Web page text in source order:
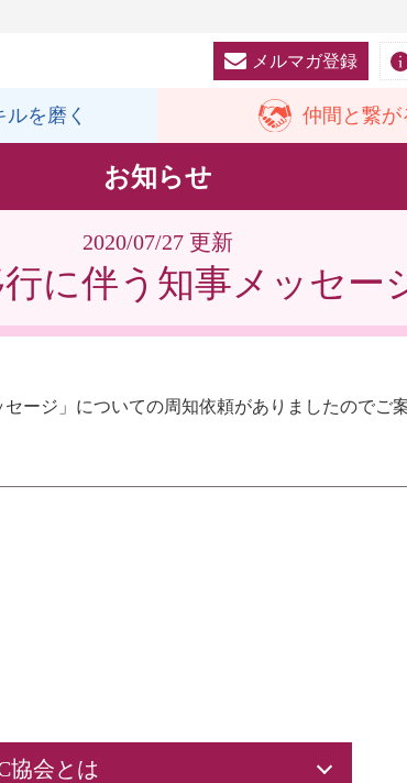
メルマガ登録
ルを磨く 仲間と 繋が
お知らせ
2020/07/27 更新
に伴う知事メッセー
ージ」についての周知依頼がありましたのでご
協会とは